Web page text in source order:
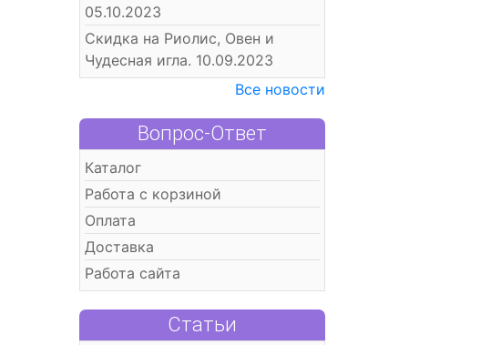
05.10.2023
Скидка на Риолис, Овен и
Чудесная игла. 10.09.2023
Все новости
Вопрос-Ответ
Каталог
Работа с корзиной
Оплата
Доставка
Работа сайта
Статьи